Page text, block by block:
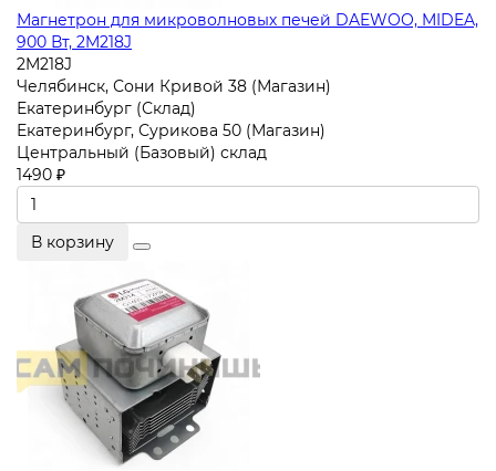
Магнетрон для микроволновых печей DAEWOO, MIDEA,
900 Вт, 2M218J
2M218J
Челябинск, Сони Кривой 38 (Магазин)
Екатеринбург (Склад)
Екатеринбург, Сурикова 50 (Магазин)
Центральный (Базовый) склад
1490 ₽
В корзину